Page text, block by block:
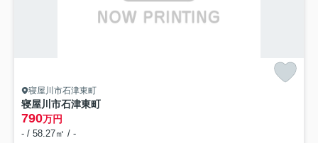
寝屋川市石津東町
寝屋川市石津東町
790万円
- / 58.27㎡ / -